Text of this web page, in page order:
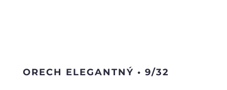
ORECH ELEGANTNÝ • 9/32